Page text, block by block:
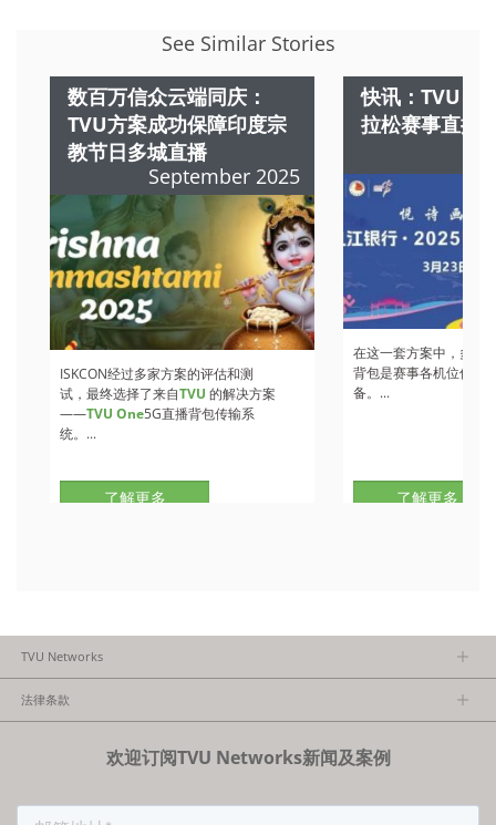
See Similar Stories
数百万信众云端同庆：
TVU方案成功保障印度宗
教节日多城直播
September 2025
ISKCON经过多家方案的评估和测
试，最终选择了来自TVU 的解决方案
——TVU One5G直播背包传输系
统。...
了解更多
快讯：TVU 方
拉松赛事直播
在这一套方案中，多部
背包是赛事各机位信号
备。...
了解更多
TVU Networks
法律条款
欢迎订阅TVU Networks新闻及案例